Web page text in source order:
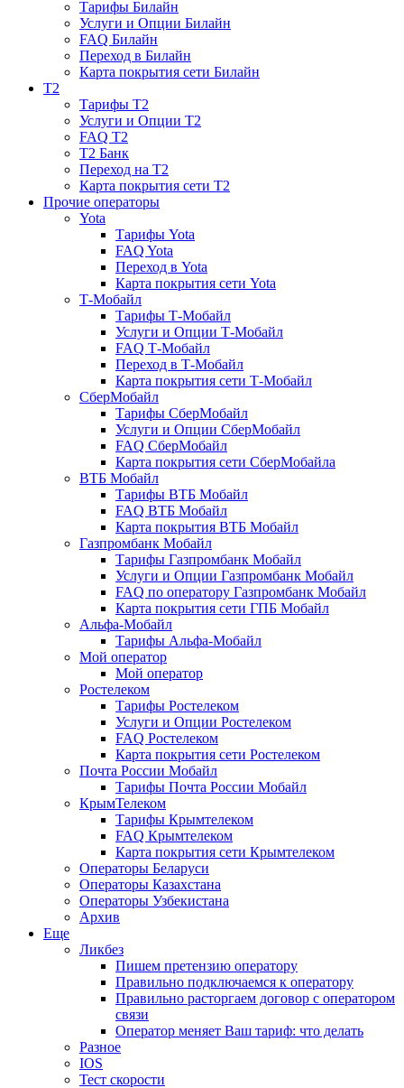
Тарифы Билайн
Услуги и Опции Билайн
FAQ Билайн
Переход в Билайн
Карта покрытия сети Билайн
T2
Тарифы T2
Услуги и Опции T2
FAQ T2
T2 Банк
Переход на T2
Карта покрытия сети T2
Прочие операторы
Yota
Тарифы Yota
FAQ Yota
Переход в Yota
Карта покрытия сети Yota
Т-Мобайл
Тарифы Т-Мобайл
Услуги и Опции Т-Мобайл
FAQ Т-Мобайл
Переход в Т-Мобайл
Карта покрытия сети Т-Мобайл
СберМобайл
Тарифы СберМобайл
Услуги и Опции СберМобайл
FAQ СберМобайл
Карта покрытия сети СберМобайлa
ВТБ Мобайл
Тарифы ВТБ Мобайл
FAQ ВТБ Мобайл
Карта покрытия ВТБ Мобайл
Газпромбанк Мобайл
Тарифы Газпромбанк Мобайл
Услуги и Опции Газпромбанк Мобайл
FAQ по оператору Газпромбанк Мобайл
Карта покрытия сети ГПБ Мобайл
Альфа-Мобайл
Тарифы Альфа-Мобайл
Мой оператор
Мой оператор
Ростелеком
Тарифы Ростелеком
Услуги и Опции Ростелеком
FAQ Ростелеком
Карта покрытия сети Ростелеком
Почта России Мобайл
Тарифы Почта России Мобайл
КрымТелеком
Тарифы Крымтелеком
FAQ Крымтелеком
Карта покрытия сети Крымтелеком
Операторы Беларуси
Операторы Казахстана
Операторы Узбекистана
Архив
Еще
Ликбез
Пишем претензию оператору
Правильно подключаемся к оператору
Правильно расторгаем договор с оператором
связи
Оператор меняет Ваш тариф: что делать
Разное
IOS
Тест скорости